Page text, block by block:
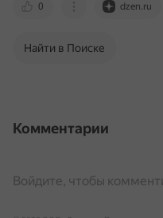
0 dzen.ru
Найти в Поиске
Комментарии
Войдите, чтобы